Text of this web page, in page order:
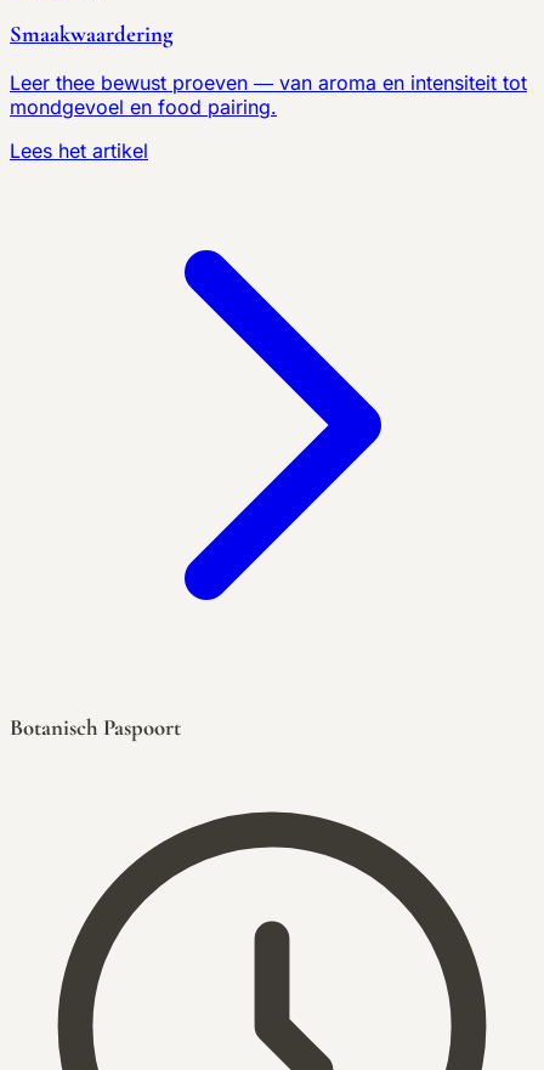
Smaakwaardering
Leer thee bewust proeven — van aroma en intensiteit tot
mondgevoel en food pairing.
Lees het artikel
Botanisch Paspoort